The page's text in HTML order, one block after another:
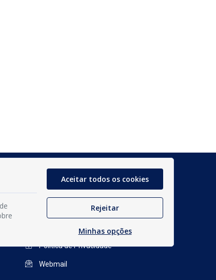
Glossário
Mapa do Site
Perguntas Frequentes
Manual de Navegação
Política de Privacidade
Webmail
Aceitar todos os cookies
Rejeitar
Minhas opções